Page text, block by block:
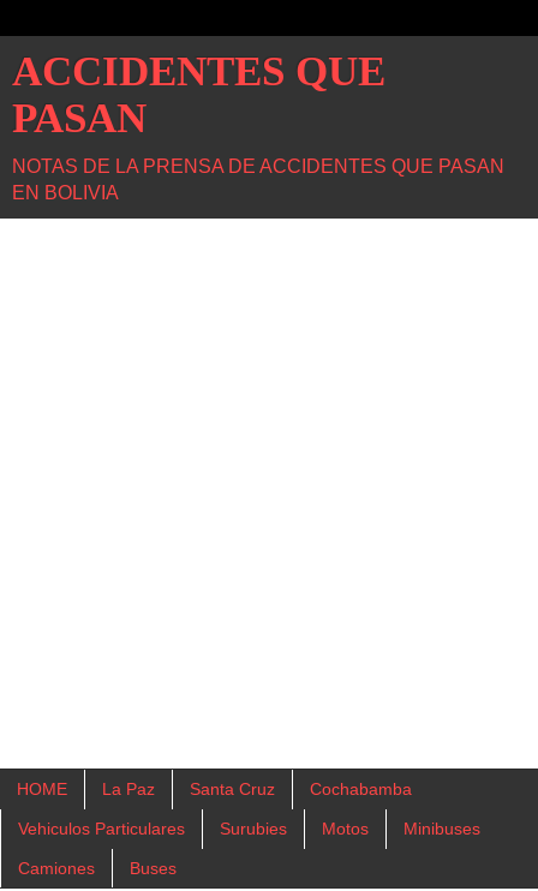
ACCIDENTES QUE
PASAN
NOTAS DE LA PRENSA DE ACCIDENTES QUE PASAN
EN BOLIVIA
HOME La Paz Santa Cruz Cochabamba
Vehiculos Particulares Surubies Motos Minibuses
Camiones Buses